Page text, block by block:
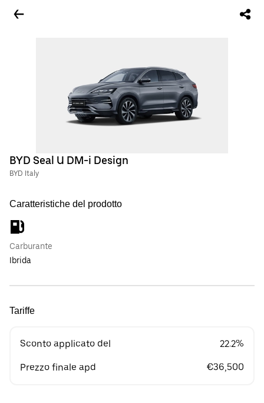
BYD Seal U DM-i Design
BYD Italy
Caratteristiche del prodotto
Carburante
Ibrida
Tariffe
Sconto applicato del 22.2%
Prezzo finale apd €36,500